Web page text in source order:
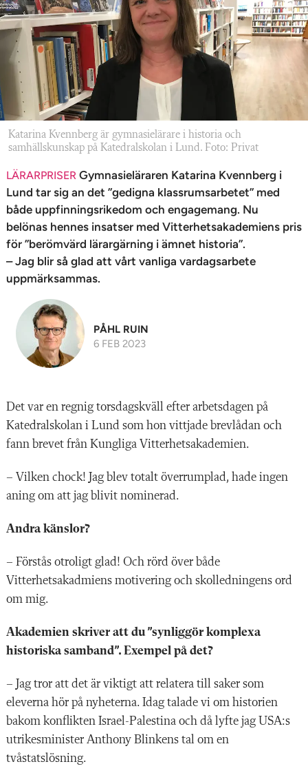
Katarina Kvennberg är gymnasielärare i historia och
samhällskunskap på Katedralskolan i Lund. Foto: Privat
LÄRARPRISER Gymnasieläraren Katarina Kvennberg i
Lund tar sig an det ”gedigna klassrumsarbetet” med
både uppfinningsrikedom och engagemang. Nu
belönas hennes insatser med Vitterhetsakademiens pris
för ”berömvärd lärargärning i ämnet historia”.
– Jag blir så glad att vårt vanliga vardagsarbete
uppmärksammas.
PÅHL RUIN
6 FEB 2023
Det var en regnig torsdagskväll efter arbetsdagen på
Katedralskolan i Lund som hon vittjade brevlådan och
fann brevet från Kungliga Vitterhetsakademien.
– Vilken chock! Jag blev totalt överrumplad, hade ingen
aning om att jag blivit nominerad.
Andra känslor?
– Förstås otroligt glad! Och rörd över både
Vitterhetsakadmiens motivering och skolledningens ord
om mig.
Akademien skriver att du ”synliggör komplexa
historiska samband”. Exempel på det?
– Jag tror att det är viktigt att relatera till saker som
eleverna hör på nyheterna. Idag talade vi om historien
bakom konflikten Israel-Palestina och då lyfte jag USA:s
utrikesminister Anthony Blinkens tal om en
tvåstatslösning.